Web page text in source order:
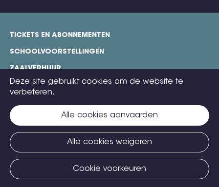
Deze site gebruikt cookies om de website te
verbeteren.
Cookie voorkeuren
Alle cookies weigeren
Alle cookies aanvaarden
footer
TICKETS EN ABONNEMENTEN
SCHOOLVOORSTELLINGEN
ZAALVERHUUR
TECHNISCHE FICHES
CONTACT
TICKETS